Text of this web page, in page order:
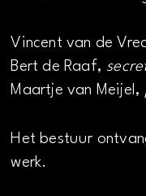
Vincent van de
Bert de Raaf,
Maartje van Meijel,
Het bestuur
werk.